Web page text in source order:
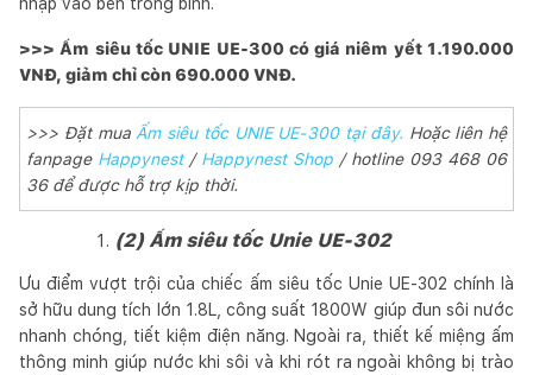
>>> Ấm siêu tốc UNIE UE-300 có giá niêm yết 1.190.000
VNĐ, giảm chỉ còn 690.000 VNĐ.
>>> Đặt mua Ấm siêu tốc UNIE UE-300 tại đây. Hoặc liên hệ
fanpage Happynest/ Happynest Shop / hotline 093 468 06
36 để được hỗ trợ kịp thời.
(2) Ấm siêu tốc Unie UE-302
Ưu điểm vượt trội của chiếc ấm siêu tốc Unie UE-302 chính là
sở hữu dung tích lớn 1.8L, công suất 1800W giúp đun sôi nước
nhanh chóng, tiết kiệm điện năng. Ngoài ra, thiết kế miệng ấm
thông minh giúp nước khi sôi và khi rót ra ngoài không bị trào